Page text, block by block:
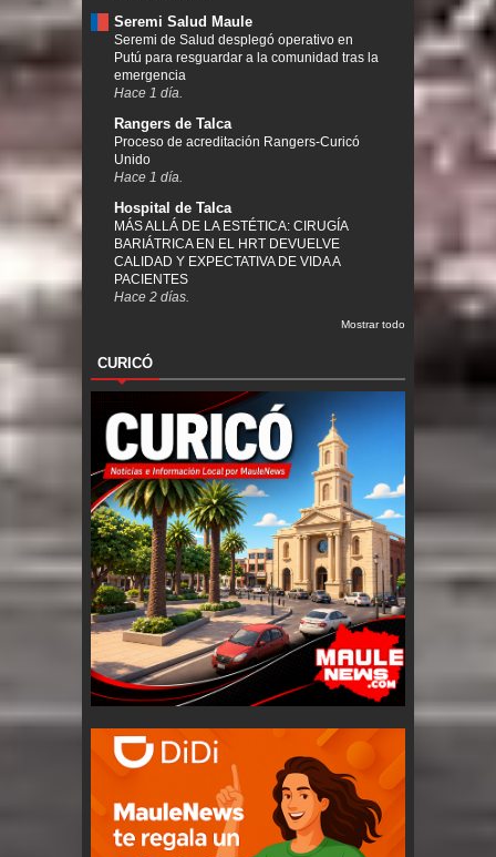
Seremi Salud Maule
Seremi de Salud desplegó operativo en
Putú para resguardar a la comunidad tras la
emergencia
Hace 1 día.
Rangers de Talca
Proceso de acreditación Rangers-Curicó
Unido
Hace 1 día.
Hospital de Talca
MÁS ALLÁ DE LA ESTÉTICA: CIRUGÍA
BARIÁTRICA EN EL HRT DEVUELVE
CALIDAD Y EXPECTATIVA DE VIDA A
PACIENTES
Hace 2 días.
Mostrar todo
CURICÓ